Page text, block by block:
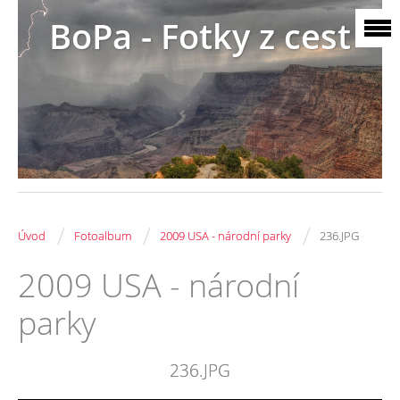
BoPa - Fotky z cest
Úvod / Fotoalbum / 2009 USA - národní parky / 236.JPG
2009 USA - národní
parky
236.JPG